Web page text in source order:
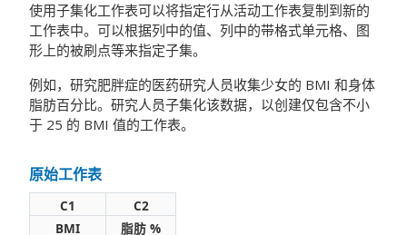
使用子集化工作表可以将指定行从活动工作表复制到新的
工作表中。可以根据列中的值、列中的带格式单元格、图
形上的被刷点等来指定子集。
例如，研究肥胖症的医药研究人员收集少女的 BMI 和身体
脂肪百分比。研究人员子集化该数据，以创建仅包含不小
于 25 的 BMI 值的工作表。
原始工作表
C1
C2
BMI
脂肪 %